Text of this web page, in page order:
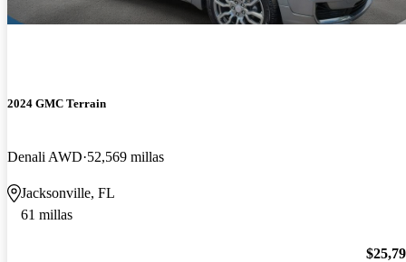
2024 GMC Terrain
Denali AWD 52,569 millas
Jacksonville, FL
61 millas